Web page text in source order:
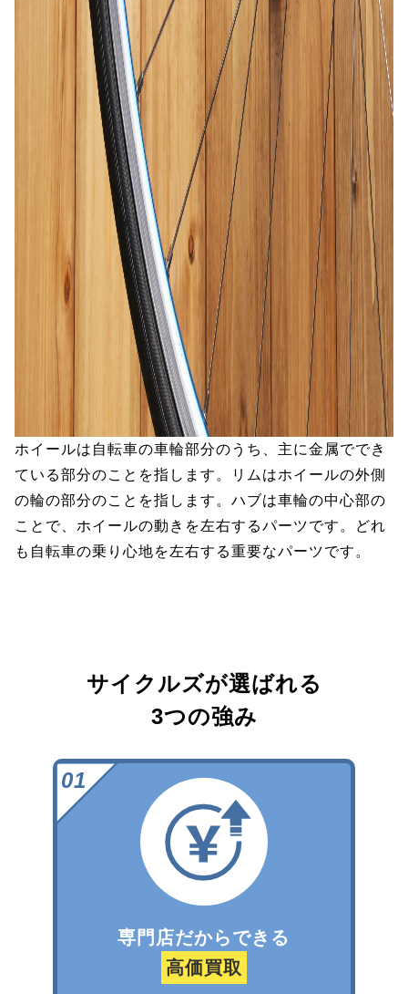
ホイールは自転車の車輪部分のうち、主に金属ででき
ている部分のことを指します。リムはホイールの外側
の輪の部分のことを指します。ハブは車輪の中心部の
ことで、ホイールの動きを左右するパーツです。どれ
も自転車の乗り心地を左右する重要なパーツです。
サイクルズが選ばれる
3つの強み
専門店だからできる
高価買取